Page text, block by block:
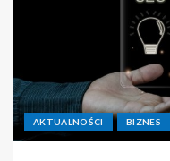
AKTUALNOŚCI BIZNES